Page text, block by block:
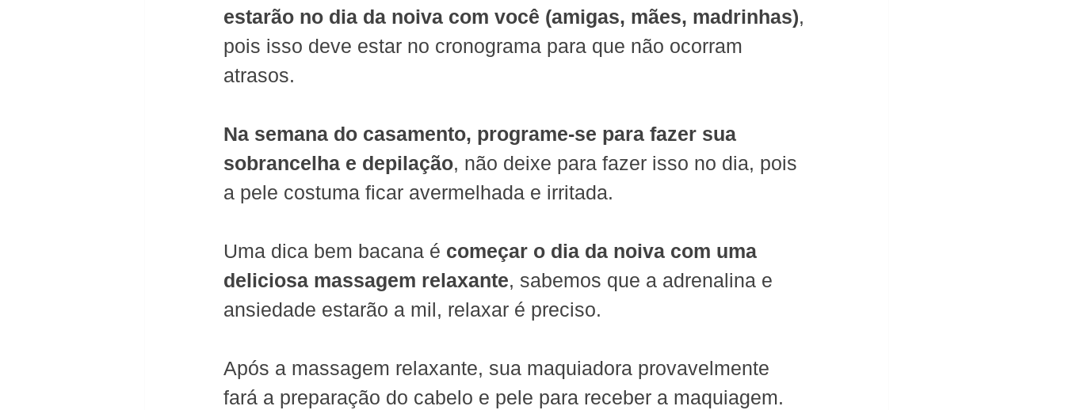
estarão no dia da noiva com você (amigas, mães, madrinhas),
pois isso deve estar no cronograma para que não ocorram
atrasos.
Na semana do casamento, programe-se para fazer sua
sobrancelha e depilação, não deixe para fazer isso no dia, pois
a pele costuma ficar avermelhada e irritada.
Uma dica bem bacana é começar o dia da noiva com uma
deliciosa massagem relaxante, sabemos que a adrenalina e
ansiedade estarão a mil, relaxar é preciso.
Após a massagem relaxante, sua maquiadora provavelmente
fará a preparação do cabelo e pele para receber a maquiagem.